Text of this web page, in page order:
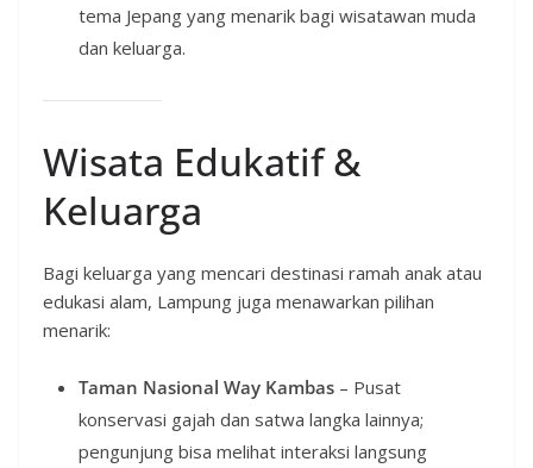
tema Jepang yang menarik bagi wisatawan muda
dan keluarga.
Wisata Edukatif &
Keluarga
Bagi keluarga yang mencari destinasi ramah anak atau
edukasi alam, Lampung juga menawarkan pilihan
menarik:
Taman Nasional Way Kambas – Pusat
konservasi gajah dan satwa langka lainnya;
pengunjung bisa melihat interaksi langsung